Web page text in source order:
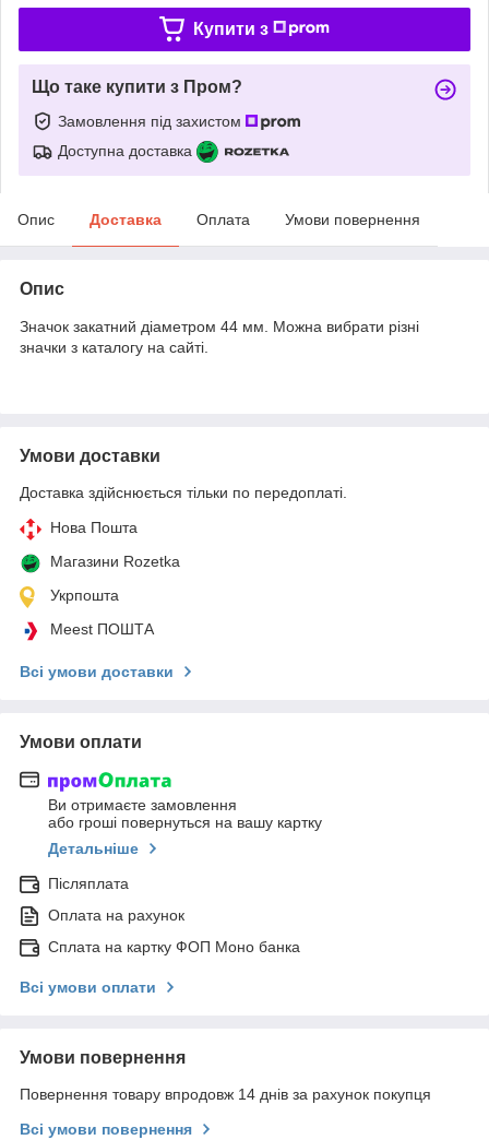
Купити з
Що таке купити з Пром?
Замовлення під захистом
Доступна доставка
Опис Доставка Оплата Умови повернення
Опис
Значок закатний діаметром 44 мм. Можна вибрати різні
значки з каталогу на сайті.
Умови доставки
Доставка здійснюється тільки по передоплаті.
Нова Пошта
Магазини Rozetka
Укрпошта
Meest ПОШТА
Всі умови доставки
Умови оплати
Ви отримаєте замовлення
або гроші повернуться на вашу картку
Детальніше
Післяплата
Оплата на рахунок
Сплата на картку ФОП Моно банка
Всі умови оплати
Умови повернення
Повернення товару впродовж 14 днів за рахунок покупця
Всі умови повернення